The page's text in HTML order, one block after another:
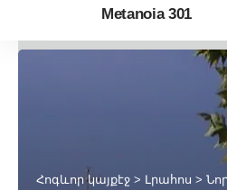
Metanoia 301
Հոգևոր կայքէջ > Լրահոս >